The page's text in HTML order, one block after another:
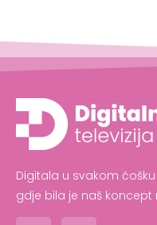
Digitala u svakom
gdje bila je naš koncept